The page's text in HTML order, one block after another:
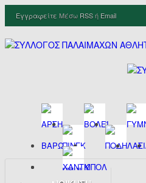
Εγγραφείτε Μέσω RSSή Email